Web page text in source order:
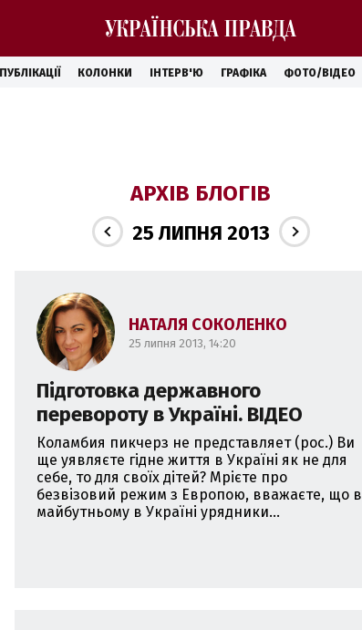
ПУБЛІКАЦІЇ КОЛОНКИ ІНТЕРВ'Ю ГРАФІКА ФОТО/ВІДЕО
АРХІВ БЛОГІВ
25 ЛИПНЯ 2013
НАТАЛЯ СОКОЛЕНКО
25 липня 2013, 14:20
Підготовка державного
перевороту в Україні. ВІДЕО
Коламбия пикчерз не представляет (рос.) Ви
ще уявляєте гідне життя в Україні як не для
себе, то для своїх дітей? Мрієте про
безвізовий режим з Европою, вважаєте, що в
майбутньому в Україні урядники...